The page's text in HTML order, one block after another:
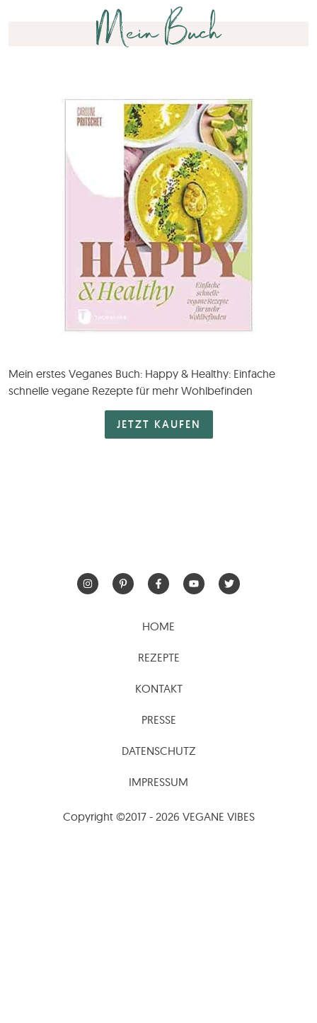
Mein Buch
Mein erstes Veganes Buch: Happy & Healthy: Einfache
schnelle vegane Rezepte für mehr Wohlbefinden
JETZT KAUFEN
HOME
REZEPTE
KONTAKT
PRESSE
DATENSCHUTZ
IMPRESSUM
Copyright ©2017 - 2026 VEGANE VIBES